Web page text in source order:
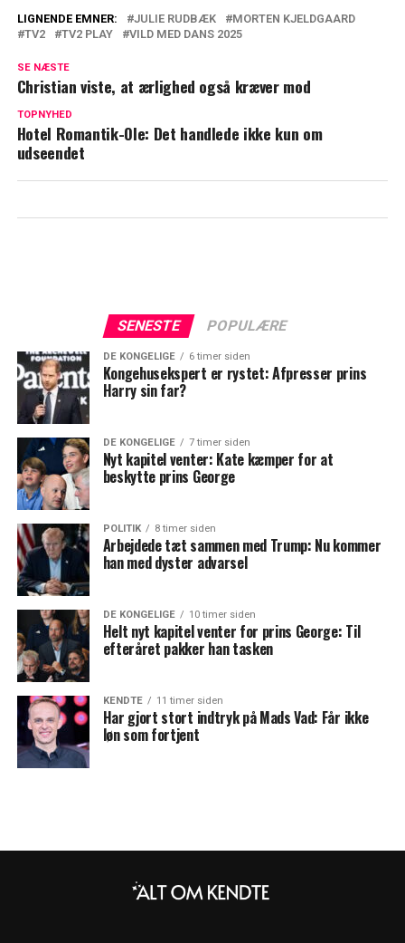
En helt særlig tid: Morten Kjeldgaard
Morten Kjeldgaard vender ikke tilbage i
LIGNENDE EMNER: JULIE RUDBÆK
MORTEN KJELDGAARD
TV2
TV2 PLAY VILD MED DANS 2025
SE NÆSTE
Christian viste, at ærlighed også kræver mod
TOPNYHED
Hotel Romantik-Ole: Det handlede ikke kun om
udseendet
SENESTE POPULÆRE
DE KONGELIGE 6 timer siden
Kongehusekspert er rystet: Afpresser prins
Harry sin far?
DE KONGELIGE 7 timer siden
Nyt kapitel venter: Kate kæmper for at
beskytte prins George
POLITIK 8 timer siden
Arbejdede tæt sammen med Trump: Nu kommer
han med dyster advarsel
DE KONGELIGE 10 timer siden
Helt nyt kapitel venter for prins George: Til
efteråret pakker han tasken
KENDTE 11 timer siden
Har gjort stort indtryk på Mads Vad: Får ikke
løn som fortjent